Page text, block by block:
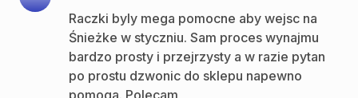
Raczki byly mega pomocne aby wejsc na
Śnieżke w styczniu. Sam proces wynajmu
bardzo prosty i przejrzysty a w razie pytan
po prostu dzwonic do sklepu napewno
pomoga. Polecam